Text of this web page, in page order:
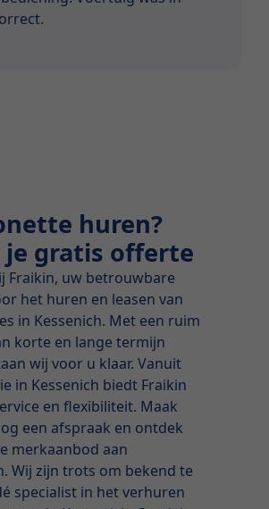
huren?
je gratis offerte
Fraikin, uw betrouwbare
het huren en leasen van
in Kessenich. Met een ruim
korte en lange termijn
wij voor u klaar. Vanuit
in Kessenich biedt Fraikin
en flexibiliteit. Maak
een afspraak en ontdek
merkaanbod aan
Wij zijn trots om bekend te
specialist in het verhuren